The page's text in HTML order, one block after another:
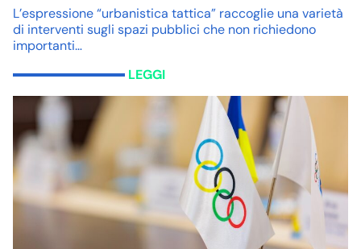
L’espressione “urbanistica tattica” raccoglie una varietà
di interventi sugli spazi pubblici che non richiedono
importanti…
LEGGI